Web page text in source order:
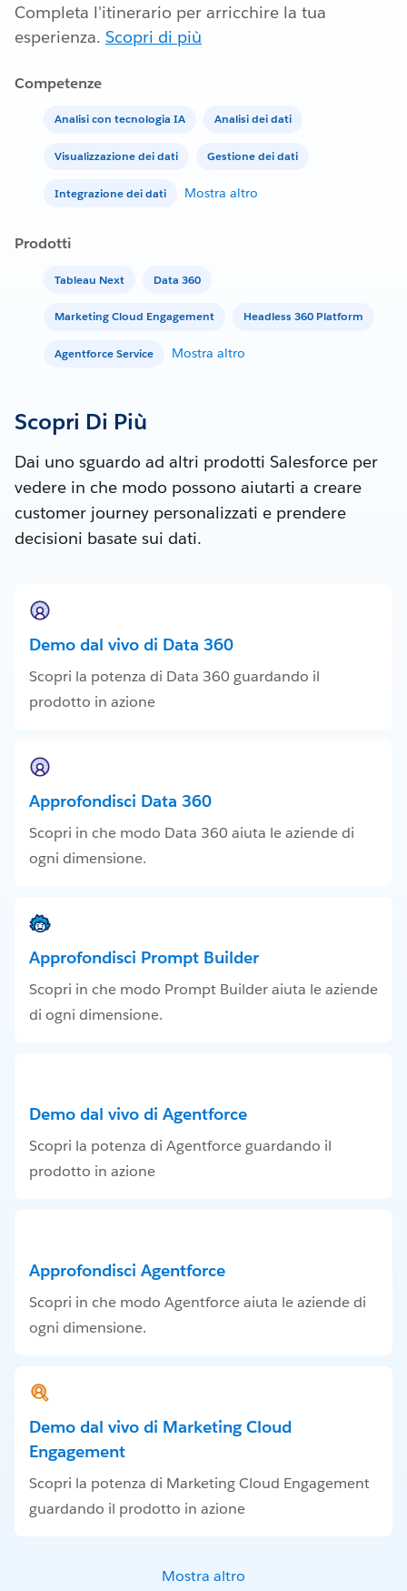
Completa l'itinerario per arricchire la tua
esperienza. Scopri di più
Competenze
Analisi con tecnologia IA Analisi dei dati
Visualizzazione dei dati Gestione dei dati
Integrazione dei dati Mostra altro
Prodotti
Tableau Next Data 360
Marketing Cloud Engagement Headless 360 Platform
Agentforce Service Mostra altro
Scopri Di Più
Dai uno sguardo ad altri prodotti Salesforce per
vedere in che modo possono aiutarti a creare
customer journey personalizzati e prendere
decisioni basate sui dati.
Demo dal vivo di Data 360
Scopri la potenza di Data 360 guardando il
prodotto in azione
Approfondisci Data 360
Scopri in che modo Data 360 aiuta le aziende di
ogni dimensione.
Approfondisci Prompt Builder
Scopri in che modo Prompt Builder aiuta le aziende
di ogni dimensione.
Demo dal vivo di Agentforce
Scopri la potenza di Agentforce guardando il
prodotto in azione
Approfondisci Agentforce
Scopri in che modo Agentforce aiuta le aziende di
ogni dimensione.
Demo dal vivo di Marketing Cloud
Engagement
Scopri la potenza di Marketing Cloud Engagement
guardando il prodotto in azione
Mostra altro